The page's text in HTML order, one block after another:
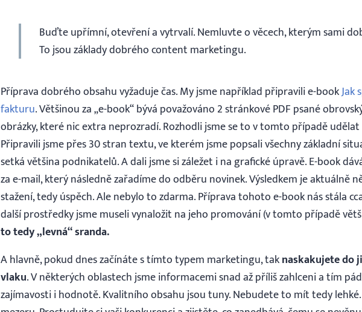
Buďte upřímní, otevření a vytrvalí. Nemluvte o věcech, kterým sami
To jsou základy dobrého content marketingu.
Příprava dobrého obsahu vyžaduje čas. My jsme například připravili e-bookJak
fakturu. Většinou za „e-book“ bývá považováno 2 stránkové PDF psané
obrázky, které nic extra neprozradí. Rozhodli jsme se to v tomto případě
Připravili jsme přes 30 stran textu, ve kterém jsme popsali všechny základní
setká většina podnikatelů. A dali jsme si záležet i na grafické úpravě. E-book
za e-mail, který následně zařadíme do odběru novinek. Výsledkem je aktuálně
stažení, tedy úspěch. Ale nebylo to zdarma. Příprava tohoto e-book nás stála
další prostředky jsme museli vynaložit na jeho promování (v tomto případě
to tedy „levná“ sranda.
A hlavně, pokud dnes začínáte s tímto typem marketingu, taknaskakujete do
vlaku. V některých oblastech jsme informacemi snad až příliš zahlceni a tím
zajímavosti i hodnotě. Kvalitního obsahu jsou tuny. Nebudete to mít tedy